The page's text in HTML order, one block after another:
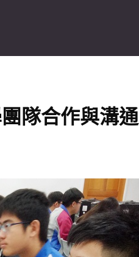
隊合作與溝通